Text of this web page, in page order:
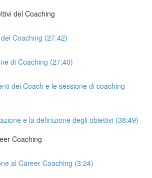
del Coaching
Coaching (27:42)
di Coaching (27:40)
dei Coach e le sessione di coaching
e la definizione degli obiettivi (38:49)
Coaching
al Career Coaching (3:24)